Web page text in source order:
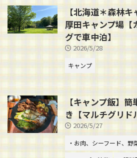
【北海道＊森林
厚田キャンプ場【
グで車中泊】
2026/5/28
キャンプ
【キャンプ飯】
き【マルチグリド
2026/5/27
・お肉、シーフード、野